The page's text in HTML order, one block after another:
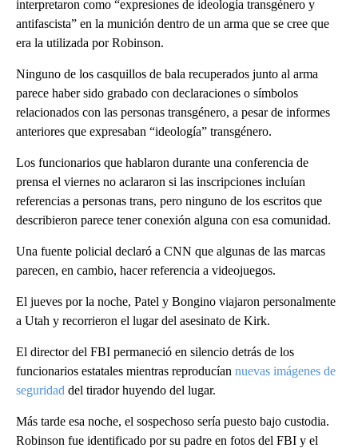
interpretaron como “expresiones de ideología transgénero y
antifascista” en la munición dentro de un arma que se cree que
era la utilizada por Robinson.
Ninguno de los casquillos de bala recuperados junto al arma
parece haber sido grabado con declaraciones o símbolos
relacionados con las personas transgénero, a pesar de informes
anteriores que expresaban “ideología” transgénero.
Los funcionarios que hablaron durante una conferencia de
prensa el viernes no aclararon si las inscripciones incluían
referencias a personas trans, pero ninguno de los escritos que
describieron parece tener conexión alguna con esa comunidad.
Una fuente policial declaró a CNN que algunas de las marcas
parecen, en cambio, hacer referencia a videojuegos.
El jueves por la noche, Patel y Bongino viajaron personalmente
a Utah y recorrieron el lugar del asesinato de Kirk.
El director del FBI permaneció en silencio detrás de los
funcionarios estatales mientras reproducían nuevas imágenes de
seguridad del tirador huyendo del lugar.
Más tarde esa noche, el sospechoso sería puesto bajo custodia.
Robinson fue identificado por su padre en fotos del FBI y el